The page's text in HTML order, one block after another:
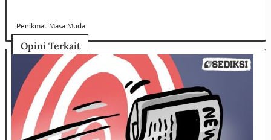
Penikmat Masa Muda
Opini Terkait